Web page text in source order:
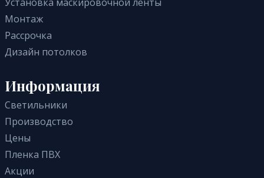
В спальню
В ванную
На балкон / на лоджию
В коридор
С фотопечатью
Со световыми линиями
3D
С рисунком
Монтаж
Рассрочка
Дизайн потолков
Информация
Светильники
Производство
Цены
Пленка ПВХ
Акции